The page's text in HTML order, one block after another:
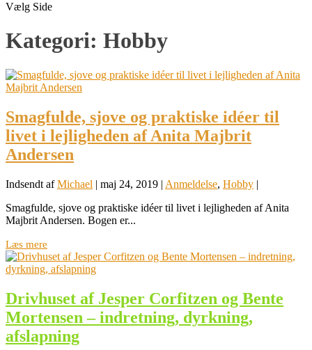
Vælg Side
Kategori: Hobby
Smagfulde, sjove og praktiske idéer til
livet i lejligheden af Anita Majbrit
Andersen
Indsendt afMichael | maj 24, 2019 | Anmeldelse, Hobby |
Smagfulde, sjove og praktiske idéer til livet i lejligheden af Anita
Majbrit Andersen. Bogen er...
Læs mere
Drivhuset af Jesper Corfitzen og Bente
Mortensen – indretning, dyrkning,
afslapning